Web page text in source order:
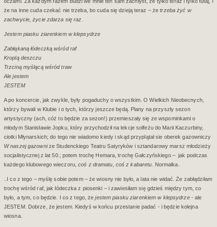
że na inne cuda czekać nie trzeba, bo cuda się dzieją teraz – żetrzeba żyć w
zachwycie, życie zdarza się raz
Jestem piasku ziarenkiem w klepsydrze
Zabłąkaną łódeczką wśród raf
Kroplą deszczu
Trzciną myślącą wśród traw
Ale jestem
JESTEM
A po koncercie, jak zwykle, były pogaduchy o wszystkim. O Wielkich Nieobecnych,
którzy bywali w Klubie i o tych, którzy jeszcze będą. Plany na przyszły sezon
artystyczny (ach, cóż to będzie za sezon!) przemieszały się ze wspominkami o
młodym Stanisławie Jopku, który przychodził na lekcje solfeżu do Marii Kaczurbiny,
ciotki Młynarskich; do tego nie wiadomo kiedy i skąd przyplątał sie oberek gazowniczy
W naszej gazownize Studenckiego Teatru Satyryków i sztandarowy marsz młodzieży
socjalistycznej z lat 50.; potem trochę Hemara, trochę Gałczyńskiego – jak podczas
każdego klubowego wieczoru,coś z dramatu, coś z kabaretu . Normalka.
..I co z tego – myślę sobie potem – że wiosny nie było, a lata nie widać. Że zabłądziłam
trochę wśród raf, jak łódeczka z piosenki – i zawiesiłam się gdzieś między tym, co
było, a tym, co będzie. I co z tego, żejestem piasku ziarenkiem w klepsydrze- ale
JESTEM. Dobrze, że jestem. Kiedyś w końcu przestanie padać - i będzie kolejna
wiosna.